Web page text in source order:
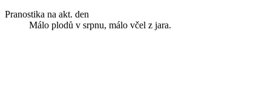
Pranostika na akt. den
Málo plodů v srpnu, málo včel z jara.